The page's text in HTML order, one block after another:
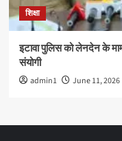
शिक्षा
इटावा पुलिस को लेनदेन के
संयोगी
admin1 June 11, 2026